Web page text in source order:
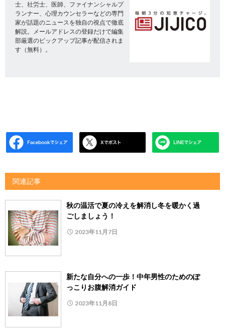
士、社労士、医師、ファイナンシャルプ
ランナー、心理カウンセラーなどの専門
家が話題のニュースを独自の視点で徹底
解説。メールアドレスの登録だけで編集
部厳選のピックアップ記事が配信されま
す（無料）。
関連記事
秋の温活で夏の冷えを解消し冬を暖かく過
ごしましょう！
2023年11月7日
新たな自分への一歩！中年男性のためのぽ
っこりお腹解消ガイド
2023年11月8日